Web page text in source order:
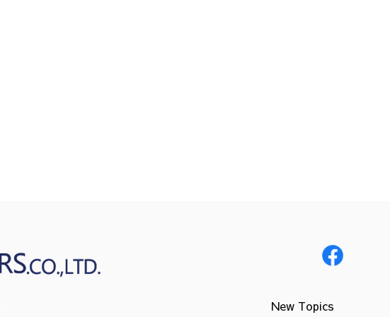
New Topics